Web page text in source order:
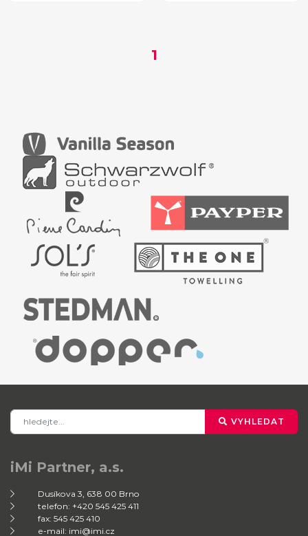
1
VYHLEDAT
iMi Partner, a.s.
Dusíkova 3, 638 00 Brno
telefon: +420 545 425 411
fax: 545 425 410
e-mail: imi@imi.cz